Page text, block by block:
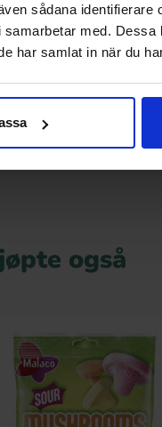
sådana identifierare
med.
har samlat in när du
Strawberry Syrup
også